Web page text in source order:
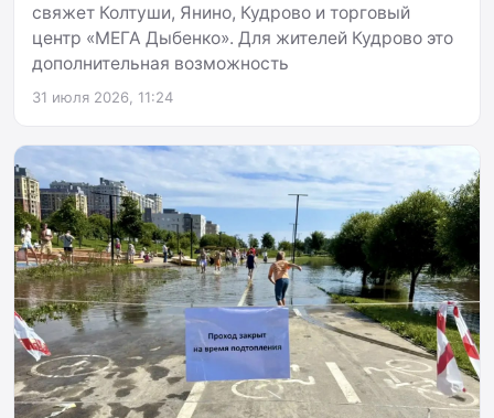
свяжет Колтуши, Янино, Кудрово и торговый
центр «МЕГА Дыбенко». Для жителей Кудрово это
дополнительная возможность
31 июля 2026, 11:24